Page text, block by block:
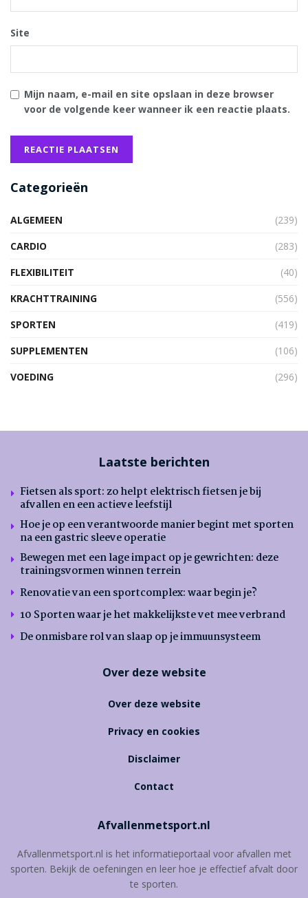
Site
Mijn naam, e-mail en site opslaan in deze browser
voor de volgende keer wanneer ik een reactie plaats.
Categorieën
ALGEMEEN
(239)
CARDIO
(283)
FLEXIBILITEIT
(40)
KRACHTTRAINING
(556)
SPORTEN
(419)
SUPPLEMENTEN
(106)
VOEDING
(296)
Laatste berichten
Fietsen als sport: zo helpt elektrisch fietsen je bij
afvallen en een actieve leefstijl
Hoe je op een verantwoorde manier begint met sporten
na een gastric sleeve operatie
Bewegen met een lage impact op je gewrichten: deze
trainingsvormen winnen terrein
Renovatie van een sportcomplex: waar begin je?
10 Sporten waar je het makkelijkste vet mee verbrand
De onmisbare rol van slaap op je immuunsysteem
Over deze website
Over deze website
Privacy en cookies
Disclaimer
Contact
Afvallenmetsport.nl
Afvallenmetsport.nl is het informatieportaal voor afvallen met
sporten. Bekijk de oefeningen en leer hoe je effectief afvalt door
te sporten.